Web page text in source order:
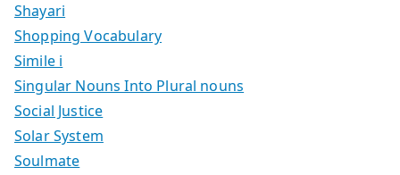
Shayari
Shopping Vocabulary
Simile i
Singular Nouns Into Plural nouns
Social Justice
Solar System
Soulmate